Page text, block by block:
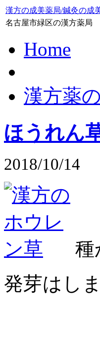
漢方の成美薬局/鍼灸の成
名古屋市緑区の漢方薬局
Home
漢方薬
ほうれん
2018/10/14
種
発芽はし